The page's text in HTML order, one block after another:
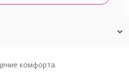
комфорта.